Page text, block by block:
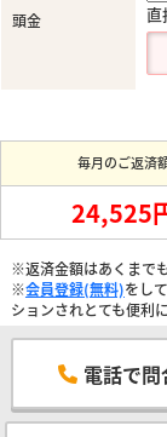
頭金
直
毎月のご返済
24,525
※返済金額はあくまでも
※会員登録(無料)をし
ションされとても便利
電話で問